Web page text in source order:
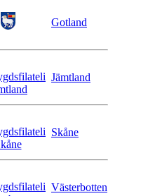
Gotland
Jämtland
Skåne
Västerbotten